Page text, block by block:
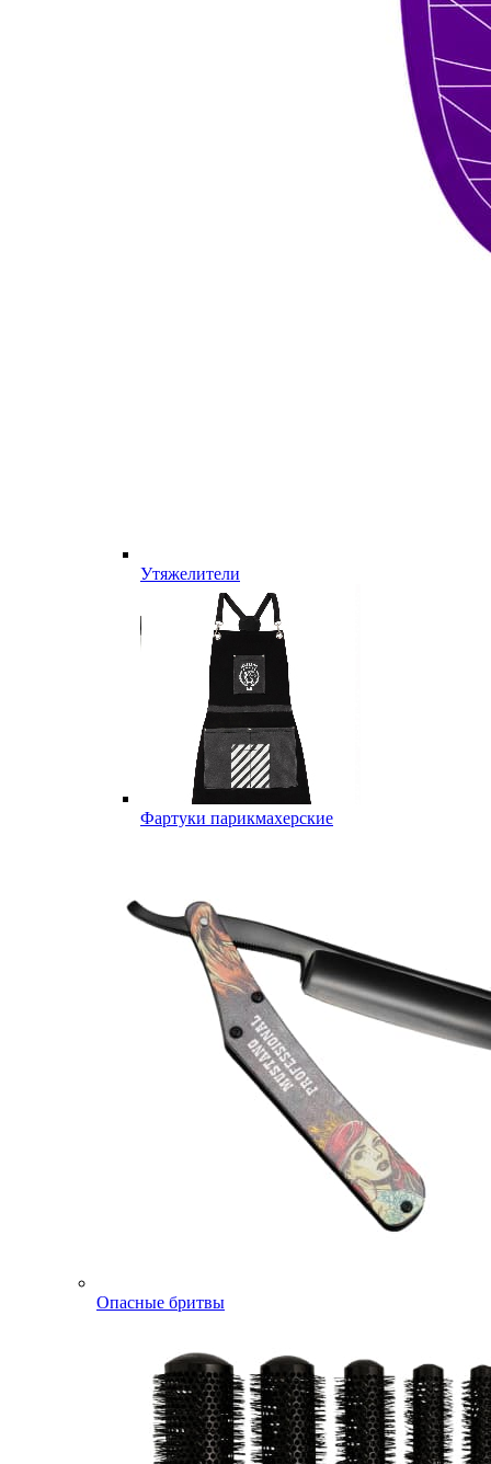
Утяжелители
Фартуки парикмахерские
Опасные бритвы